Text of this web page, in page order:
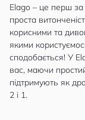
Elago – це перш
проста
корисними та
якими
сподобається! У
вас, маючи
підтримують як
2 і 1.